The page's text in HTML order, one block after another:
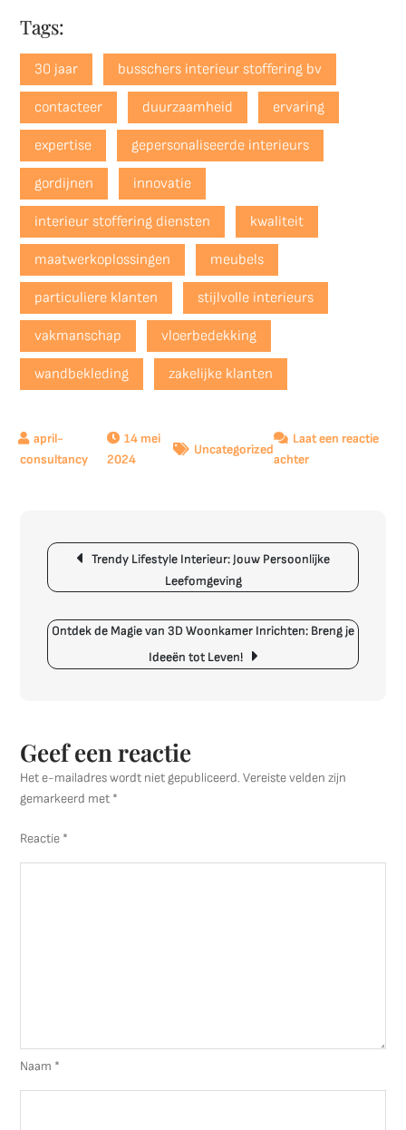
Tags:
30 jaar busschers interieur stoffering bv
contacteer duurzaamheid ervaring
expertise gepersonaliseerde interieurs
gordijnen innovatie
interieur stoffering diensten kwaliteit
maatwerkoplossingen meubels
particuliere klanten stijlvolle interieurs
vakmanschap vloerbedekking
wandbekleding zakelijke klanten
14 mei
2024
Uncategorized
Laat een reactie
achterop
BV:
Vakmanschap
Berichtnavigatie
Trendy Lifestyle Interieur: Jouw Persoonlijke
Leefomgeving
Ontdek de Magie van 3D Woonkamer Inrichten: Breng je
Ideeën tot Leven!
Geef een reactie
Het e-mailadres wordt niet gepubliceerd. Vereiste velden zijn
gemarkeerd met *
Reactie *
Naam *